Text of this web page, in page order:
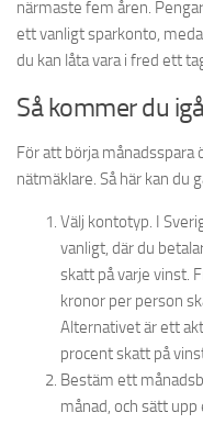
närmaste fem åren.
ett vanligt sparkonto,
du kan låta vara i fred ett
Så kommer du
För att börja
nätmäklare. Så här kan du
Välj kontotyp. I
vanligt, där du
skatt på varje vinst.
kronor per person
Alternativet är ett
procent skatt på
Bestäm ett
månad, och sätt